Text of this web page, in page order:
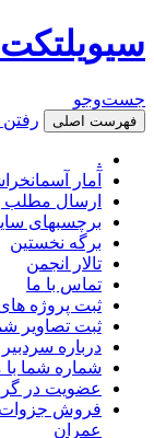
سیویلتکت
جست‌وجو
فهرست اصلی رفتن
.
آمار
ارسال مطلب
برچسبهای
برگه نخستین
تالار انجمن
تماس با ما
ثبت پروژه
ثبت تصاویر
درباره
شماره شما
عضویت در
فروش جزوات
عمران